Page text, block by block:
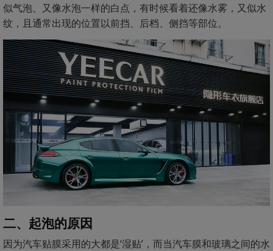
似气泡、又像水泡一样的白点，有时候看着还像水雾，又似水
纹，且通常出现的位置以前挡、后档、侧挡等部位。
二、起泡的原因
因为汽车贴膜采用的大都是‘湿贴’，而当汽车膜和玻璃之间的水